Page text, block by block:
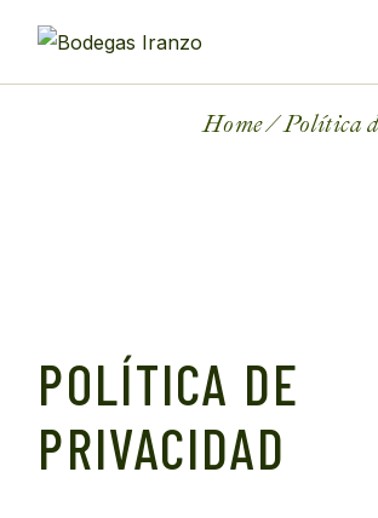
Home Política
POLÍTICA DE
PRIVACIDAD